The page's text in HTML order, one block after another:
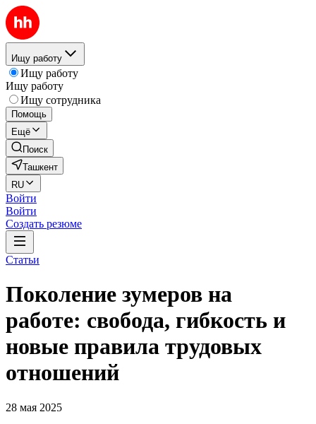
Ищу работу
Ищу работу
Ищу работу
Ищу сотрудника
Помощь
Ещё
Поиск
Ташкент
RU
Войти
Войти
Создать резюме
Статьи
Поколение зумеров на
работе: свобода, гибкость и
новые правила трудовых
отношений
28 мая 2025